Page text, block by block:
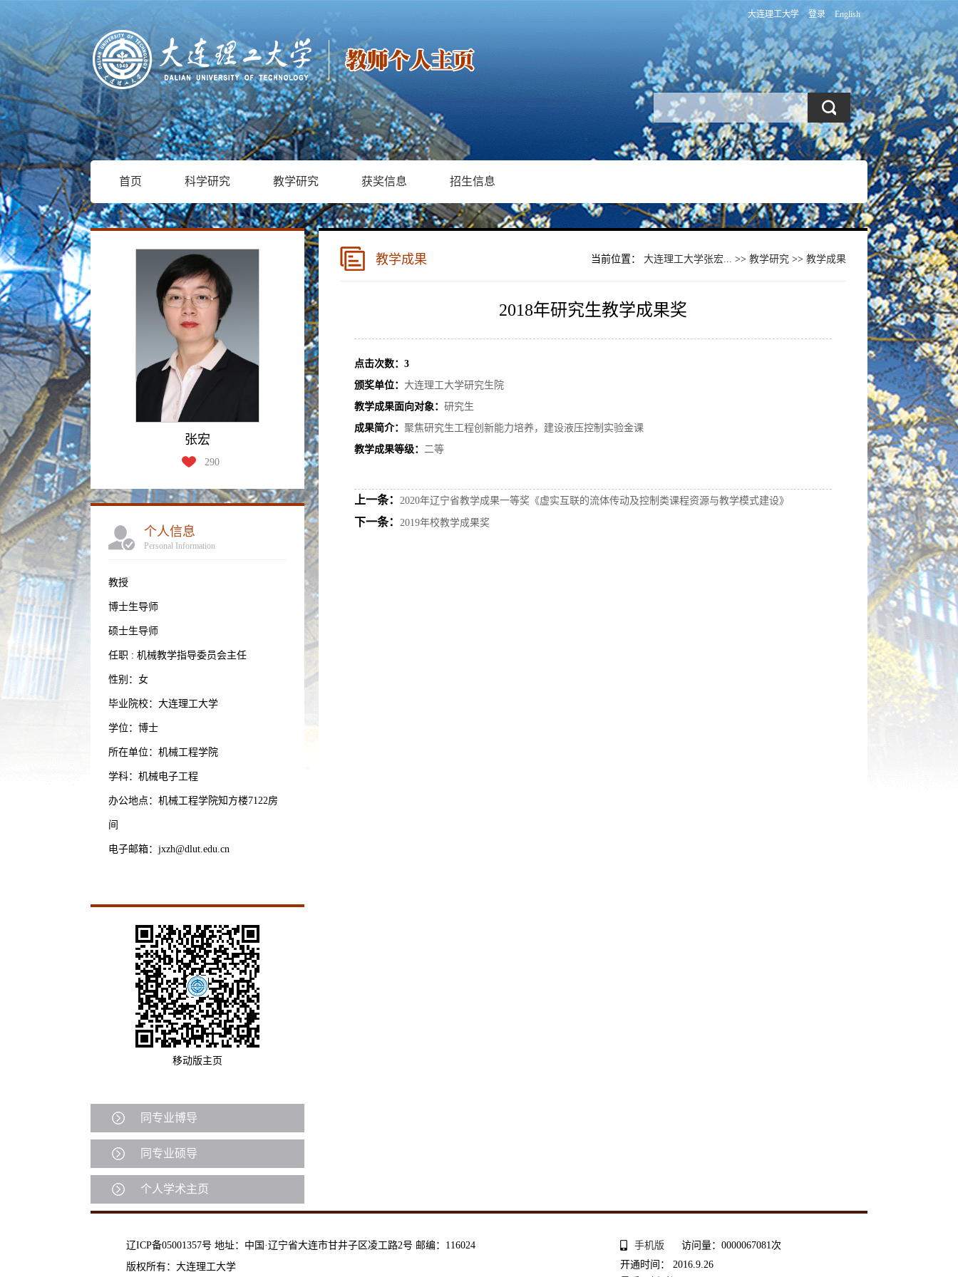
大连理工大学 登录 English
首页 科学研究 教学研究 获奖信息 招生信息
张宏
290
个人信息
Personal Information
教授
博士生导师
硕士生导师
任职 : 机械教学指导委员会主任
性别：女
毕业院校：大连理工大学
学位：博士
所在单位：机械工程学院
学科：机械电子工程
办公地点：机械工程学院知方楼7122房
间
电子邮箱： jxzh@dlut.edu.cn
移动版主页
同专业博导
同专业硕导
个人学术主页
教学成果 当前位置： 大连理工大学张宏... >> 教学研究 >> 教学成果
2018年研究生教学成果奖
点击次数： 3
颁奖单位： 大连理工大学研究生院
教学成果面向对象： 研究生
成果简介： 聚焦研究生工程创新能力培养，建设液压控制实验金课
教学成果等级： 二等
上一条： 2020年辽宁省教学成果一等奖《虚实互联的流体传动及控制类课程资源与教学模式建设》
下一条： 2019年校教学成果奖
辽ICP备05001357号 地址：中国·辽宁省大连市甘井子区凌工路2号 邮编：116024
版权所有：大连理工大学
手机版 访问量： 0000067081次
开通时间： 2016.9.26